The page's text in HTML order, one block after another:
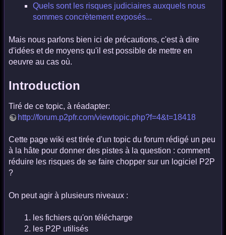
Quels sont les risques judiciaires auxquels nous
sommes concrètement exposés...
Mais nous parlons bien ici de précautions, c'est à dire
d'idées et de moyens qu'il est possible de mettre en
oeuvre au cas où.
Introduction
Tiré de ce topic, à réadapter:
http://forum.p2pfr.com/viewtopic.php?f=4&t=18418
Cette page wiki est tirée d'un topic du forum rédigé un peu
à la hâte pour donner des pistes à la question : comment
réduire les risques de se faire chopper sur un logiciel P2P
?
On peut agir à plusieurs niveaux :
les fichiers qu'on télécharge
les P2P utilisés